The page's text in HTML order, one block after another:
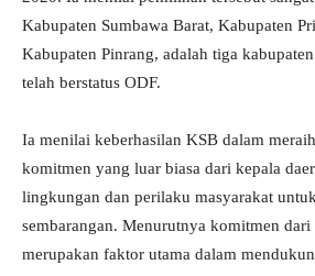
Kabupaten Sumbawa Barat, Kabupaten
Kabupaten Pinrang, adalah tiga
telah berstatus ODF.
Ia menilai keberhasilan KSB dalam
komitmen yang luar biasa dari kepala
lingkungan dan perilaku masyarakat
sembarangan. Menurutnya komitmen dari
merupakan faktor utama dalam